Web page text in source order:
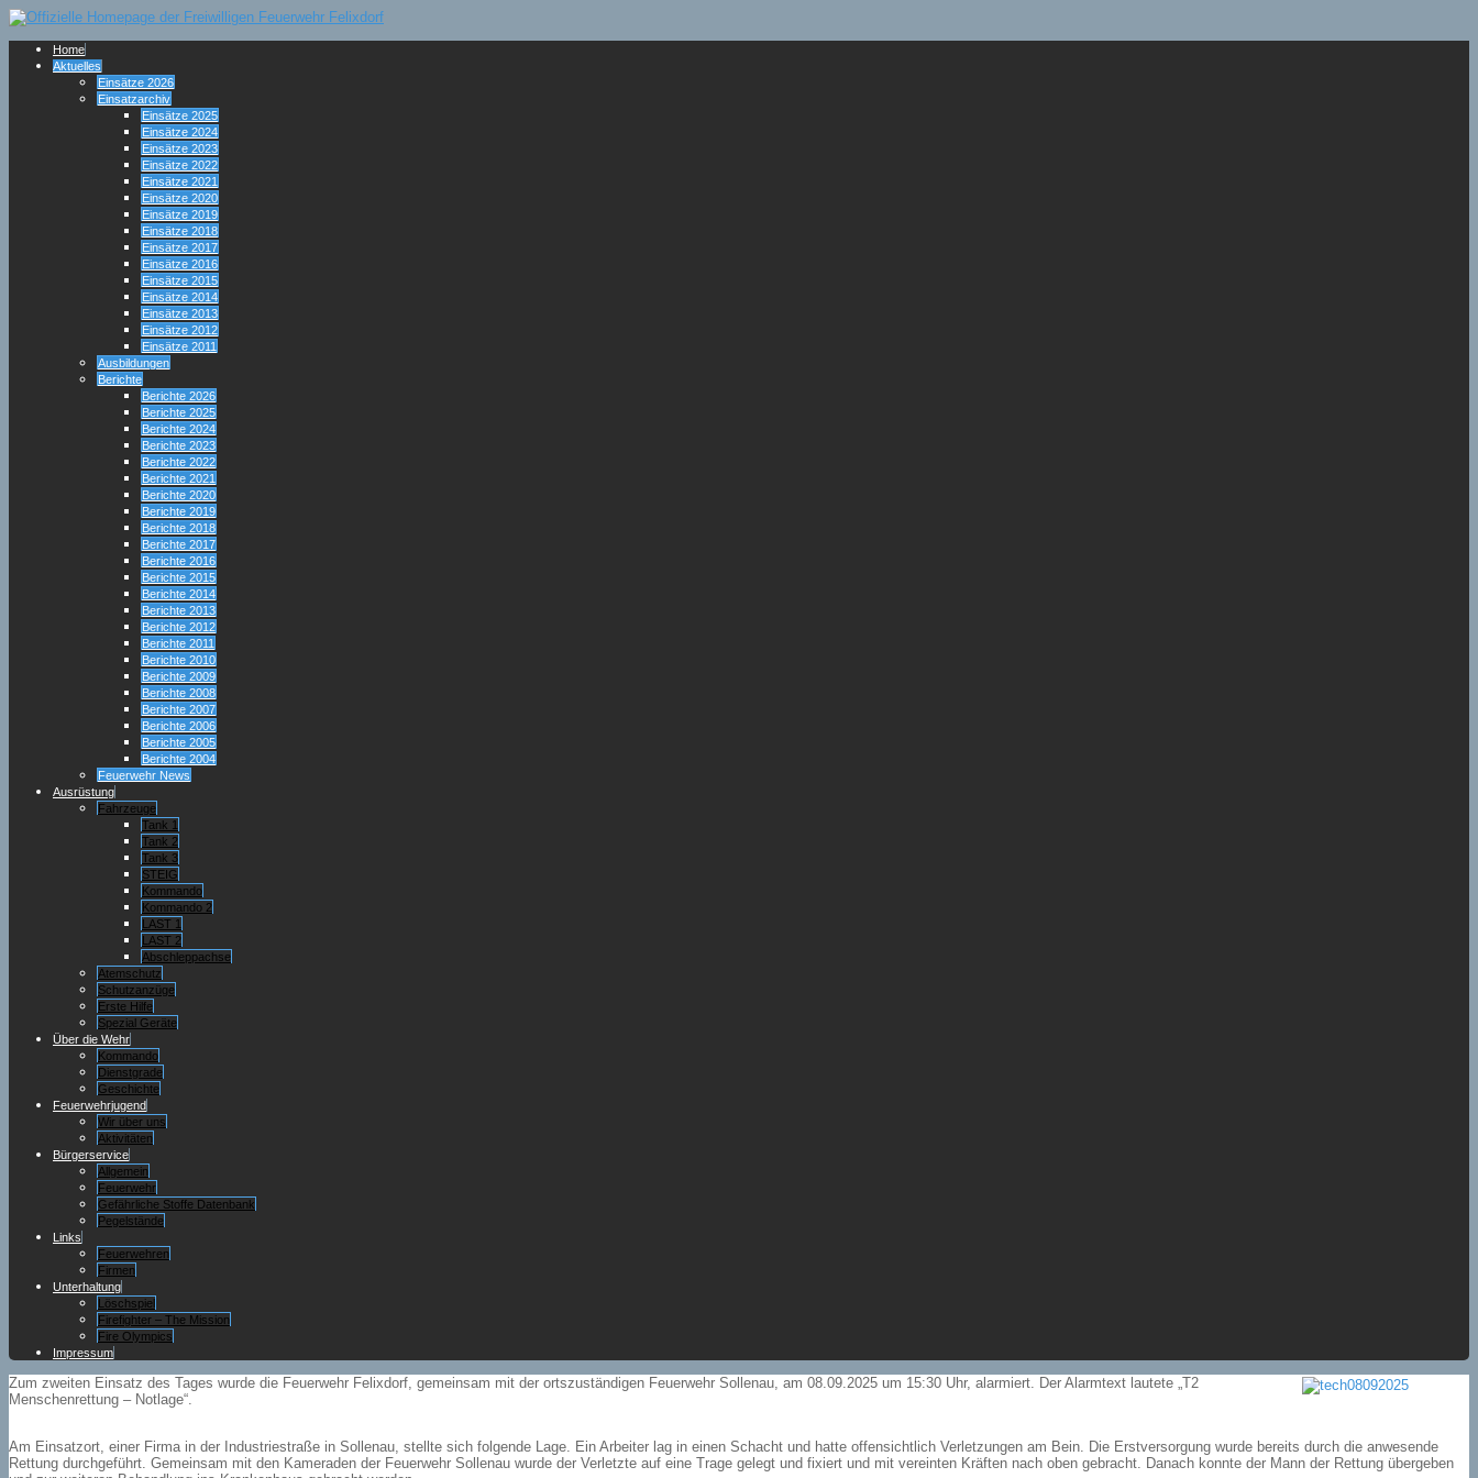
Home
Aktuelles
Einsätze 2026
Einsatzarchiv
Einsätze 2025
Einsätze 2024
Einsätze 2023
Einsätze 2022
Einsätze 2021
Einsätze 2020
Einsätze 2019
Einsätze 2018
Einsätze 2017
Einsätze 2016
Einsätze 2015
Einsätze 2014
Einsätze 2013
Einsätze 2012
Einsätze 2011
Ausbildungen
Berichte
Berichte 2026
Berichte 2025
Berichte 2024
Berichte 2023
Berichte 2022
Berichte 2021
Berichte 2020
Berichte 2019
Berichte 2018
Berichte 2017
Berichte 2016
Berichte 2015
Berichte 2014
Berichte 2013
Berichte 2012
Berichte 2011
Berichte 2010
Berichte 2009
Berichte 2008
Berichte 2007
Berichte 2006
Berichte 2005
Berichte 2004
Feuerwehr News
Ausrüstung
Fahrzeuge
Tank 1
Tank 2
Tank 3
STEIG
Kommando
Kommando 2
LAST 1
LAST 2
Abschleppachse
Atemschutz
Schutzanzüge
Erste Hilfe
Spezial Geräte
Über die Wehr
Kommando
Dienstgrade
Geschichte
Feuerwehrjugend
Wir über uns
Aktivitäten
Bürgerservice
Allgemein
Feuerwehr
Gefährliche Stoffe Datenbank
Pegelstände
Links
Feuerwehren
Firmen
Unterhaltung
Löschspiel
Firefighter – The Mission
Fire Olympics
Impressum
Zum zweiten Einsatz des Tages wurde die Feuerwehr Felixdorf, gemeinsam mit der ortszuständigen Feuerwehr Sollenau, am 08.09.2025 um 15:30 Uhr, alarmiert. Der Alarmtext lautete „T2
Menschenrettung – Notlage“.
Am Einsatzort, einer Firma in der Industriestraße in Sollenau, stellte sich folgende Lage. Ein Arbeiter lag in einen Schacht und hatte offensichtlich Verletzungen am Bein. Die Erstversorgung wurde bereits durch die anwesende
Rettung durchgeführt. Gemeinsam mit den Kameraden der Feuerwehr Sollenau wurde der Verletzte auf eine Trage gelegt und fixiert und mit vereinten Kräften nach oben gebracht. Danach konnte der Mann der Rettung übergeben